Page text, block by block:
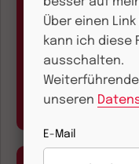
E-Mail
Wir freuen uns
Über einen
kann ich diese
ausschalten.
unseren
E-Mail